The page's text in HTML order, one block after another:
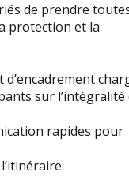
de prendre
protection et la
sur l’intégralité
rapides pour